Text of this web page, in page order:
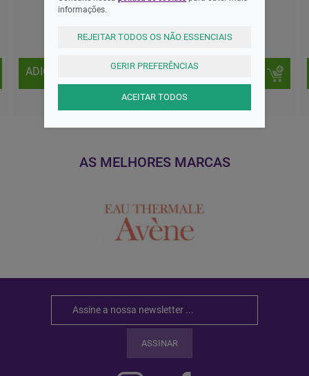
ADICIONAR ADICIONAR
AS MELHORES MARCAS
ASSINAR
informações.
REJEITAR TODOS OS NÃO ESSENCIAIS
GERIR PREFERÊNCIAS
ACEITAR TODOS